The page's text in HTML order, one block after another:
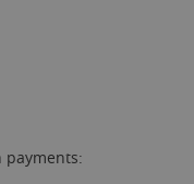
payments: